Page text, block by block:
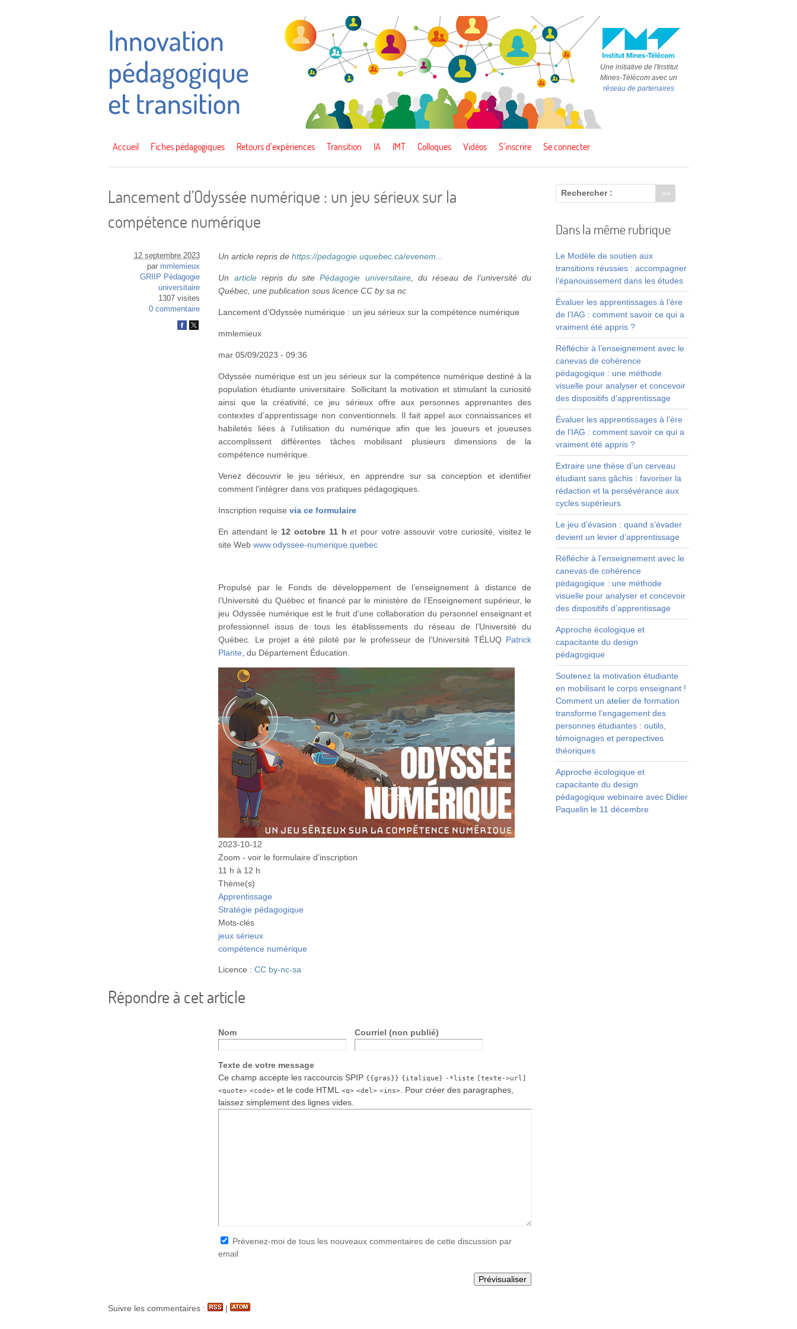
Une initiative de l'Institut
Mines-Télécom avec un
réseau de partenaires
Accueil Fiches pédagogiques Retours d’expériences Transition IA IMT Colloques Vidéos S’inscrire Se connecter
Lancement d’Odyssée numérique : un jeu sérieux sur la
compétence numérique
12 septembre 2023
par mmlemieux
GRIIP Pédagogie
universitaire
1307 visites
0 commentaire
Un article repris dehttps://pedagogie.uquebec.ca/evenem...
Un articlerepris du sitePédagogie universitaire, du réseau de l’université du
Québec, une publication sous licence CC by sa nc
Lancement d’Odyssée numérique : un jeu sérieux sur la compétence numérique
mmlemieux
mar 05/09/2023 - 09:36
Odyssée numérique est un jeu sérieux sur la compétence numérique destiné à la
population étudiante universitaire. Sollicitant la motivation et stimulant la curiosité
ainsi que la créativité, ce jeu sérieux offre aux personnes apprenantes des
contextes d’apprentissage non conventionnels. Il fait appel aux connaissances et
habiletés liées à l’utilisation du numérique afin que les joueurs et joueuses
accomplissent différentes tâches mobilisant plusieurs dimensions de la
compétence numérique.
Venez découvrir le jeu sérieux, en apprendre sur sa conception et identifier
comment l’intégrer dans vos pratiques pédagogiques.
Inscription requisevia ce formulaire
En attendant le 12 octobre 11 h et pour votre assouvir votre curiosité, visitez le
site Webwww.odyssee-numerique.quebec
Propulsé par le Fonds de développement de l’enseignement à distance de
l’Université du Québec et financé par le ministère de l’Enseignement supérieur, le
jeu Odyssée numérique est le fruit d’une collaboration du personnel enseignant et
professionnel issus de tous les établissements du réseau de l’Université du
Québec. Le projet a été piloté par le professeur de l’Université TÉLUQ Patrick
Plante , du Département Éducation.
2023-10-12
Zoom - voir le formulaire d’inscription
11 h à 12 h
Thème(s)
Apprentissage
Stratégie pédagogique
Mots-clés
jeux sérieux
compétence numérique
Licence :CC by-nc-sa
Répondre à cet article
Nom Courriel (non publié)
Texte de votre message
Ce champ accepte les raccourcis SPIP {{gras}} {italique} -*liste [texte->url]
<quote> <code> et le code HTML<q> <del> <ins>
. Pour créer des paragraphes,
laissez simplement des lignes vides.
Prévenez-moi de tous les nouveaux commentaires de cette discussion par
email
Suivre les commentaires : |
Rechercher :
Dans la même rubrique
Le Modèle de soutien aux
transitions réussies : accompagner
l’épanouissement dans les études
Évaluer les apprentissages à l’ère
de l’IAG : comment savoir ce qui a
vraiment été appris ?
Réfléchir à l’enseignement avec le
canevas de cohérence
pédagogique : une méthode
visuelle pour analyser et concevoir
des dispositifs d’apprentissage
Évaluer les apprentissages à l’ère
de l’IAG : comment savoir ce qui a
vraiment été appris ?
Extraire une thèse d’un cerveau
étudiant sans gâchis : favoriser la
rédaction et la persévérance aux
cycles supérieurs
Le jeu d’évasion : quand s’évader
devient un levier d’apprentissage
Réfléchir à l’enseignement avec le
canevas de cohérence
pédagogique : une méthode
visuelle pour analyser et concevoir
des dispositifs d’apprentissage
Approche écologique et
capacitante du design
pédagogique
Soutenez la motivation étudiante
en mobilisant le corps enseignant !
Comment un atelier de formation
transforme l’engagement des
personnes étudiantes : outils,
témoignages et perspectives
théoriques
Approche écologique et
capacitante du design
pédagogique webinaire avec Didier
Paquelin le 11 décembre